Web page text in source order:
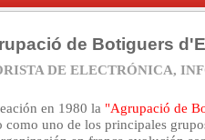
de Botiguers
DE ELECTRÓNICA,
en 1980 la "Agrupació de
como uno de los principales